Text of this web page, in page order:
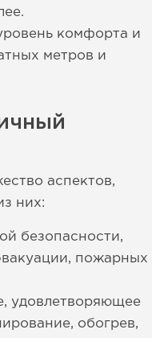
комфорта и
метров и
аспектов,
них:
безопасности,
пожарных
удовлетворяющее
обогрев,